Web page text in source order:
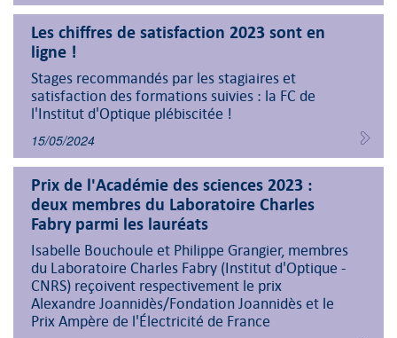
Les chiffres de satisfaction 2023 sont en
ligne !
Stages recommandés par les stagiaires et
satisfaction des formations suivies : la FC de
l'Institut d'Optique plébiscitée !
15/05/2024
Prix de l'Académie des sciences 2023 :
deux membres du Laboratoire Charles
Fabry parmi les lauréats
Isabelle Bouchoule et Philippe Grangier, membres
du Laboratoire Charles Fabry (Institut d'Optique -
CNRS) reçoivent respectivement le prix
Alexandre Joannidès/Fondation Joannidès et le
Prix Ampère de l'Électricité de France